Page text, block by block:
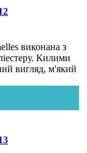
виконана з
Килими
вигляд, м'який